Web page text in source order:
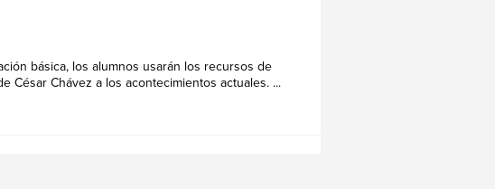
básica, los alumnos usarán los recursos de
César Chávez a los acontecimientos actuales. ...